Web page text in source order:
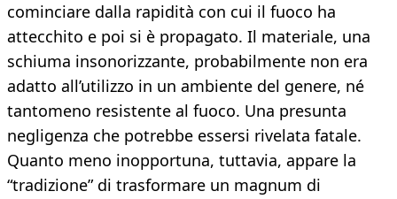
cominciare dalla rapidità con cui il fuoco ha
attecchito e poi si è propagato. Il materiale, una
schiuma insonorizzante, probabilmente non era
adatto all’utilizzo in un ambiente del genere, né
tantomeno resistente al fuoco. Una presunta
negligenza che potrebbe essersi rivelata fatale.
Quanto meno inopportuna, tuttavia, appare la
“tradizione” di trasformare un magnum di